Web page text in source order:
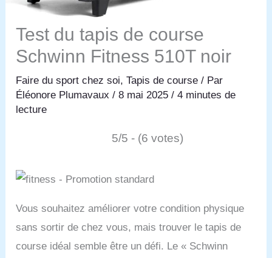
Test du tapis de course
Schwinn Fitness 510T noir
Faire du sport chez soi,Tapis de course / Par
Éléonore Plumavaux/8 mai 2025/4 minutes de
lecture
5/5 - (6 votes)
Vous souhaitez améliorer votre condition physique
sans sortir de chez vous, mais trouver le tapis de
course idéal semble être un défi. Le « Schwinn